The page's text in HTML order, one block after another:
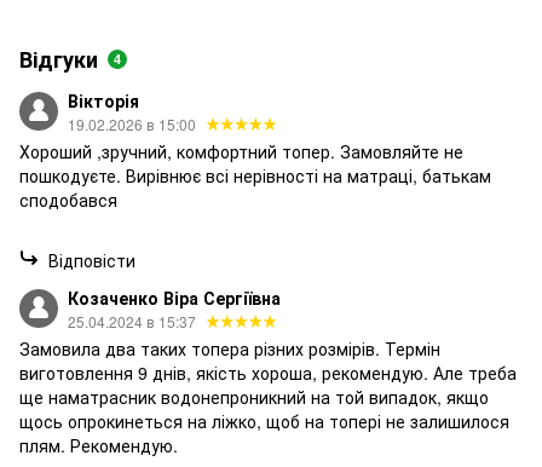
Відгуки 4
Вікторія
19.02.2026 в 15:00
Хороший ,зручний, комфортний топер. Замовляйте не
пошкодуєте. Вирівнює всі нерівності на матраці, батькам
сподобався
Відповісти
Козаченко Віра Сергіївна
25.04.2024 в 15:37
Замовила два таких топера різних розмірів. Термін
виготовлення 9 днів, якість хороша, рекомендую. Але треба
ще наматрасник водонепроникний на той випадок, якщо
щось опрокинеться на ліжко, щоб на топері не залишилося
плям. Рекомендую.